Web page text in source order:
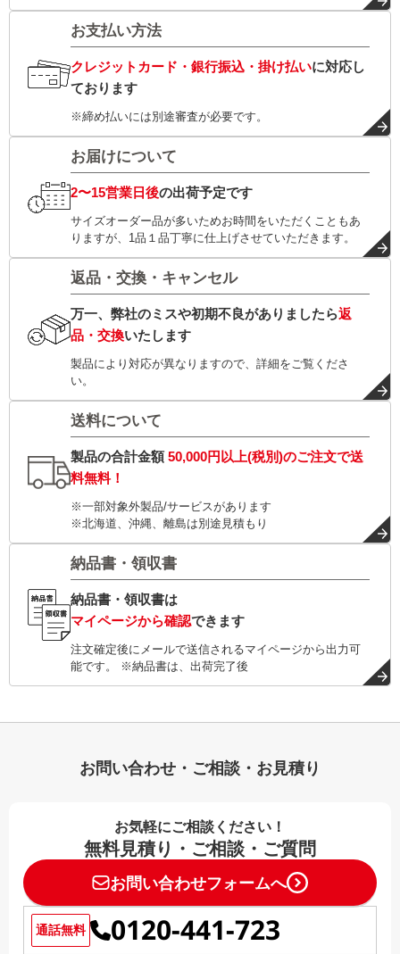
お支払い方法
クレジットカード・銀行振込・掛け払いに対応し
ております
※締め払いには別途審査が必要です。
お届けについて
2〜15営業日後の出荷予定です
サイズオーダー品が多いためお時間をいただくこともあ
りますが、1品１品丁寧に仕上げさせていただきます。
返品・交換・キャンセル
万一、弊社のミスや初期不良がありましたら返
品・交換いたします
製品により対応が異なりますので、詳細をご覧くださ
い。
送料について
製品の合計金額50,000円以上(税別)のご注文で送
料無料！
※一部対象外製品/サービスがあります
※北海道、沖縄、離島は別途見積もり
納品書・領収書
納品書・領収書は
マイページから確認できます
注文確定後にメールで送信されるマイページから出力可
能です。 ※納品書は、出荷完了後
お問い合わせ・ご相談・お見積り
お気軽にご相談ください！
無料見積り・ご相談・ご質問
お問い合わせフォームへ
通話無料 0120-441-723